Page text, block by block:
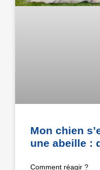
Mon chien
une abeille :
Comment réagir ?